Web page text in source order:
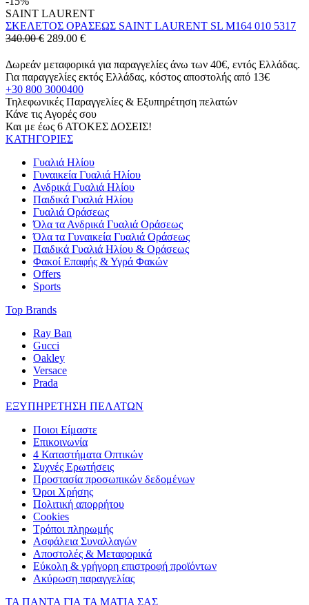
SAINT LAURENT
ΣΚΕΛΕΤΟΣ ΟΡΑΣΕΩΣ SAINT LAURENT SL M164 010 5317
340.00 € 289.00 €
Δωρεάν μεταφορικά για παραγγελίες άνω των 40€, εντός Ελλάδας.
Για παραγγελίες εκτός Ελλάδας, κόστος αποστολής από 13€
+30 800 3000400
Τηλεφωνικές Παραγγελίες & Εξυπηρέτηση πελατών
Κάνε τις Αγορές σου
Και με έως 6 ΑΤΟΚΕΣ ΔΟΣΕΙΣ!
ΚΑΤΗΓΟΡΙΕΣ
Γυαλιά Ηλίου
Γυναικεία Γυαλιά Ηλίου
Ανδρικά Γυαλιά Ηλίου
Παιδικά Γυαλιά Ηλίου
Γυαλιά Οράσεως
Όλα τα Ανδρικά Γυαλιά Οράσεως
Όλα τα Γυναικεία Γυαλιά Οράσεως
Παιδικά Γυαλιά Ηλίου & Οράσεως
Φακοί Επαφής & Υγρά Φακών
Offers
Sports
Top Brands
Ray Ban
Gucci
Oakley
Versace
Prada
ΕΞΥΠΗΡΕΤΗΣΗ ΠΕΛΑΤΩΝ
Ποιοι Είμαστε
Επικοινωνία
4 Καταστήματα Οπτικών
Συχνές Ερωτήσεις
Προστασία προσωπικών δεδομένων
Όροι Χρήσης
Πολιτική απορρήτου
Cookies
Τρόποι πληρωμής
Ασφάλεια Συναλλαγών
Αποστολές & Μεταφορικά
Εύκολη & γρήγορη επιστροφή προϊόντων
Ακύρωση παραγγελίας
ΤΑ ΠΑΝΤΑ ΓΙΑ ΤΑ ΜΑΤΙΑ ΣΑΣ